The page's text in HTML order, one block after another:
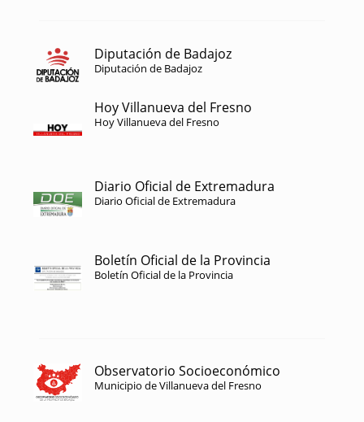
Diputación de Badajoz
Diputación de Badajoz
Hoy Villanueva del Fresno
Hoy Villanueva del Fresno
Diario Oficial de Extremadura
Diario Oficial de Extremadura
Boletín Oficial de la Provincia
Boletín Oficial de la Provincia
Observatorio Socioeconómico
Municipio de Villanueva del Fresno